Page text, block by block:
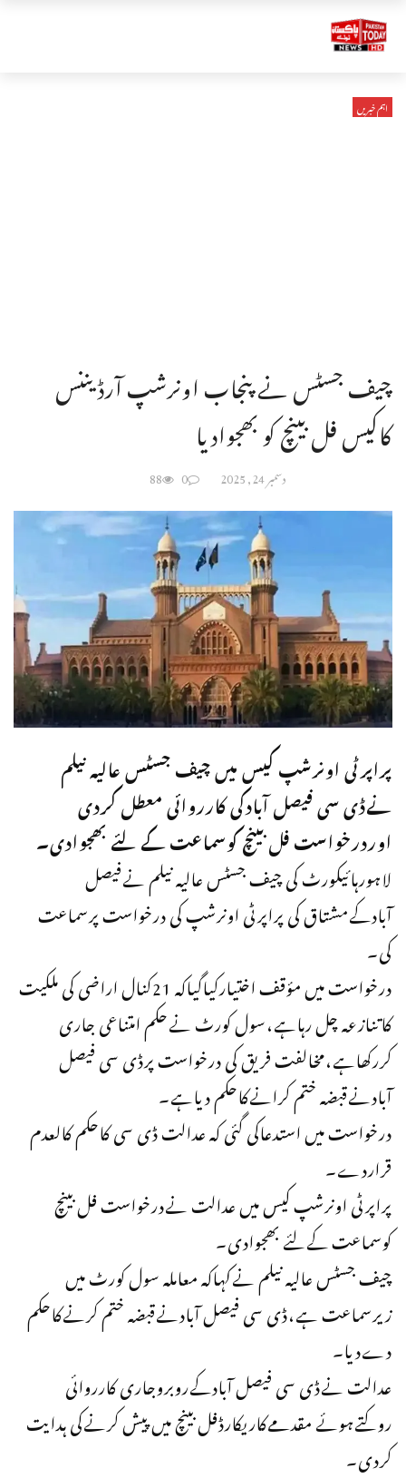
اہم خبریں
چیف جسٹس نے پنجاب اونرشپ آرڈیننس
کاکیس فل بینچ کو بھجوادیا
دسمبر 24, 2025 0
88
پراپرٹی اونرشپ کیس میں چیف جسٹس عالیہ نیلم
نےڈی سی فیصل آبادکی کارروائی معطل کردی
اوردرخواست فل بینچ کوسماعت کےلئے بھجوادی۔
لاہورہائیکورٹ کی چیف جسٹس عالیہ نیلم نےفیصل
آبادکےمشتاق کی پراپرٹی اونرشپ کی درخواست پرسماعت
کی۔
درخواست میں مؤقف اختیارکیاگیاکہ 21کنال اراضی کی ملکیت
کاتنازعہ چل رہاہے،سول کورٹ نےحکم امتناعی جاری
کررکھاہے،مخالفت فریق کی درخواست پرڈی سی فیصل
آبادنےقبضہ ختم کرانےکاحکم دیاہے۔
درخواست میں استدعاکی گئی کہ عدالت ڈی سی کاحکم کالعدم
قراردے۔
پراپرٹی اونرشپ کیس میں عدالت نےدرخواست فل بینچ
کوسماعت کےلئے بھجوادی۔
چیف جسٹس عالیہ نیلم نےکہاکہ معاملہ سول کورٹ میں
زیرسماعت ہے،ڈی سی فیصل آبادنےقبضہ ختم کرنےکاحکم
دےدیا۔
عدالت نےڈی سی فیصل آبادکےروبروجاری کارروائی
روکتےہوئے مقدمےکاریکارڈفل بینچ میں پیش کرنےکی ہدایت
کردی۔